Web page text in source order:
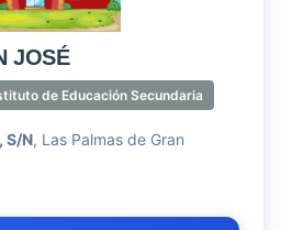
JOSÉ
de Educación Secundaria
S/N, Las Palmas de Gran